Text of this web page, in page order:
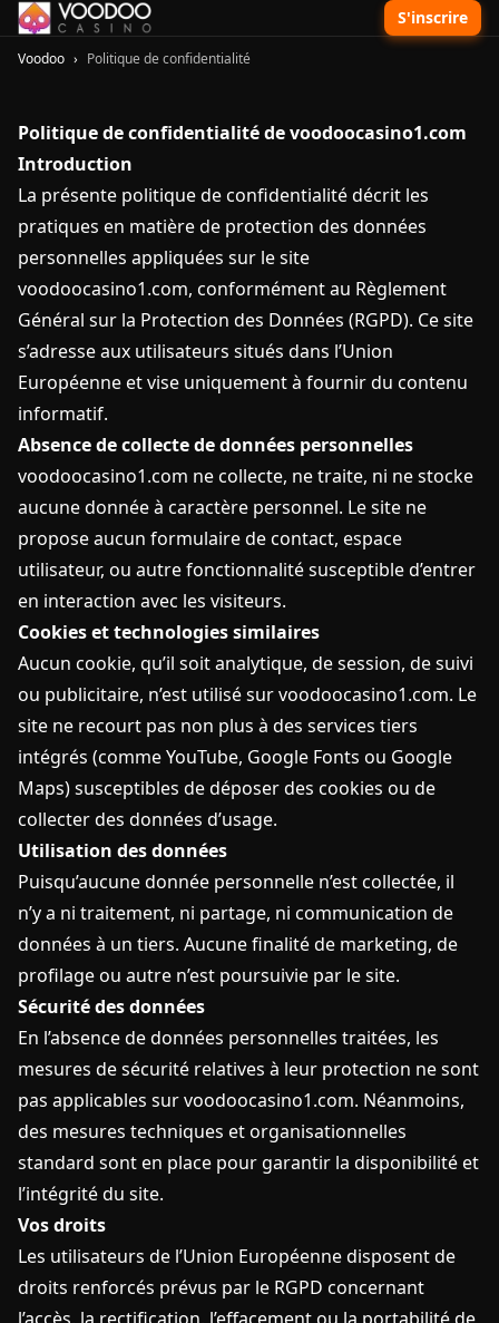
S'inscrire
Voodoo › Politique de confidentialité
Politique de confidentialité de voodoocasino1.com
Introduction
La présente politique de confidentialité décrit les
pratiques en matière de protection des données
personnelles appliquées sur le site
voodoocasino1.com, conformément au Règlement
Général sur la Protection des Données (RGPD). Ce site
s’adresse aux utilisateurs situés dans l’Union
Européenne et vise uniquement à fournir du contenu
informatif.
Absence de collecte de données personnelles
voodoocasino1.com ne collecte, ne traite, ni ne stocke
aucune donnée à caractère personnel. Le site ne
propose aucun formulaire de contact, espace
utilisateur, ou autre fonctionnalité susceptible d’entrer
en interaction avec les visiteurs.
Cookies et technologies similaires
Aucun cookie, qu’il soit analytique, de session, de suivi
ou publicitaire, n’est utilisé sur voodoocasino1.com. Le
site ne recourt pas non plus à des services tiers
intégrés (comme YouTube, Google Fonts ou Google
Maps) susceptibles de déposer des cookies ou de
collecter des données d’usage.
Utilisation des données
Puisqu’aucune donnée personnelle n’est collectée, il
n’y a ni traitement, ni partage, ni communication de
données à un tiers. Aucune finalité de marketing, de
profilage ou autre n’est poursuivie par le site.
Sécurité des données
En l’absence de données personnelles traitées, les
mesures de sécurité relatives à leur protection ne sont
pas applicables sur voodoocasino1.com. Néanmoins,
des mesures techniques et organisationnelles
standard sont en place pour garantir la disponibilité et
l’intégrité du site.
Vos droits
Les utilisateurs de l’Union Européenne disposent de
droits renforcés prévus par le RGPD concernant